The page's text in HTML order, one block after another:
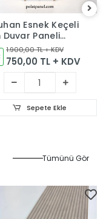
Esnek Keçeli
Duvar Paneli
1.900,00 TL + KDV
750,00 TL + KDV
Sepete Ekle
Tümünü Gör